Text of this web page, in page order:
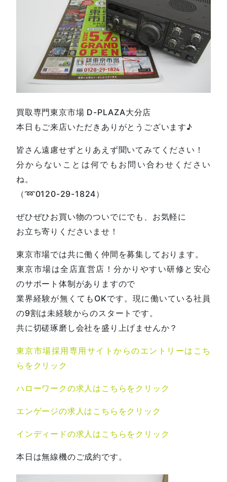
買取専門東京市場 D-PLAZA大分店
本日もご来店いただきありがとうございます♪
皆さん遠慮せずとりあえず聞いてみてください！
分からないことは何でもお問い合わせください
ね。
（➿0120-29-1824）
ぜひぜひお買い物のついでにでも、お気軽に
お立ち寄りくださいませ！
東京市場では共に働く仲間を募集しております。
東京市場は全店直営店！分かりやすい研修と安心
のサポート体制がありますので
業界経験が無くてもOKです。現に働いている社員
の9割は未経験からのスタートです。
共に切磋琢磨し会社を盛り上げませんか？
東京市場採用専用サイトからのエントリーはこち
らをクリック
ハローワークの求人はこちらをクリック
エンゲージの求人はこちらをクリック
インディードの求人はこちらをクリック
本日は無線機のご成約です。